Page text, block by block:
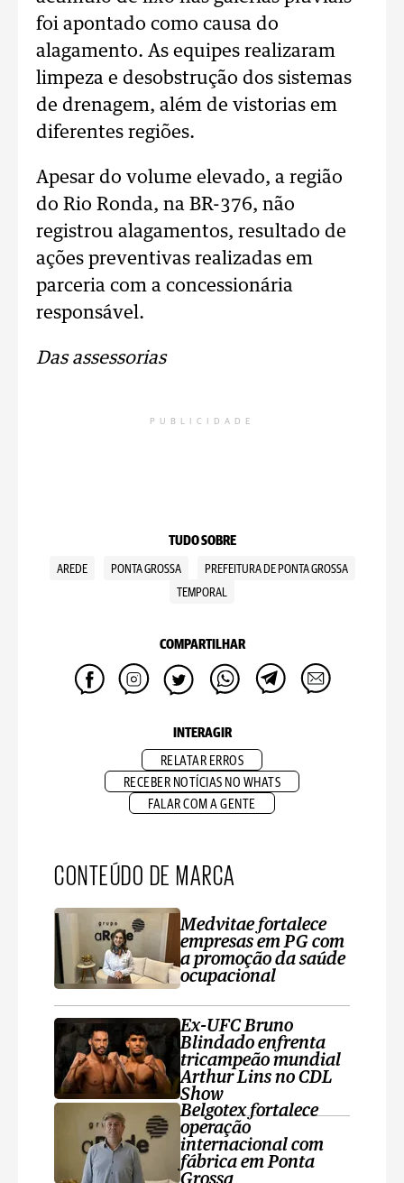
foi apontado como causa do
alagamento. As equipes realizaram
limpeza e desobstrução dos sistemas
de drenagem, além de vistorias em
diferentes regiões.
Apesar do volume elevado, a região
do Rio Ronda, na BR-376, não
registrou alagamentos, resultado de
ações preventivas realizadas em
parceria com a concessionária
responsável.
Das assessorias
PUBLICIDADE
TUDO SOBRE
AREDE PONTA GROSSA
PREFEITURA DE PONTA GROSSA
TEMPORAL
COMPARTILHAR
INTERAGIR
RELATAR ERROS
RECEBER NOTÍCIAS NO WHATS
FALAR COM A GENTE
CONTEÚDO DE MARCA
Medvitae fortalece
empresas em PG com
a promoção da saúde
ocupacional
Ex-UFC Bruno
Blindado enfrenta
tricampeão mundial
Arthur Lins no CDL
Show
Belgotex fortalece
operação
internacional com
fábrica em Ponta